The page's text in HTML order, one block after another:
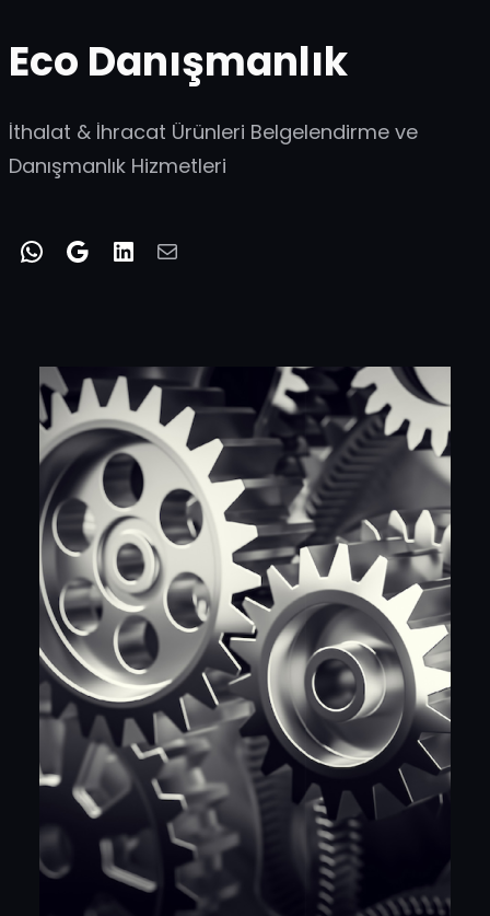
geç
Eco Danışmanlık
İthalat & İhracat Ürünleri Belgelendirme ve
Danışmanlık Hizmetleri
WhatsApp
GoogleLinkedIn
E-posta